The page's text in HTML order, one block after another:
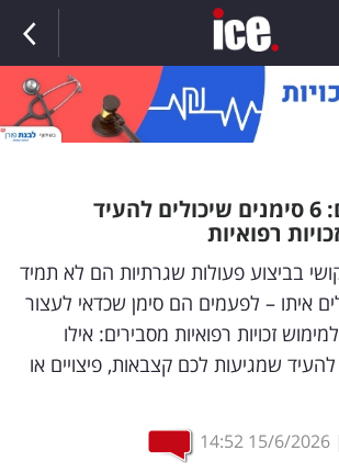
לפני שמוותרים: 6 סימנים שיכולים להעיד
רפואיות
בביצוע פעולות שגרתיות הם לא תמיד
איתו – לפעמים הם סימן שכדאי לעצור
זכויות רפואיות מסבירים: אילו
שמגיעות לכם קצבאות, פיצויים או
15/6/2026
14:52